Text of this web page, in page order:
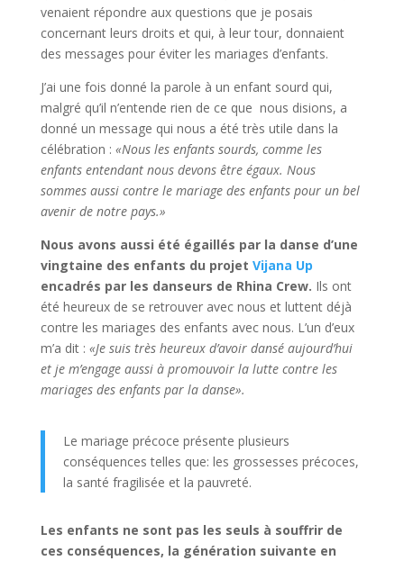
venaient répondre aux questions que je posais
concernant leurs droits et qui, à leur tour, donnaient
des messages pour éviter les mariages d’enfants.
J’ai une fois donné la parole à un enfant sourd qui,
malgré qu’il n’entende rien de ce que nous disions, a
donné un message qui nous a été très utile dans la
célébration : «Nous les enfants sourds, comme les
enfants entendant nous devons être égaux. Nous
sommes aussi contre le mariage des enfants pour un bel
avenir de notre pays.»
Nous avons aussi été égaillés par la danse d’une
vingtaine des enfants du projet Vijana Up
encadrés par les danseurs de Rhina Crew. Ils ont
été heureux de se retrouver avec nous et luttent déjà
contre les mariages des enfants avec nous. L’un d’eux
m’a dit : «Je suis très heureux d’avoir dansé aujourd’hui
et je m’engage aussi à promouvoir la lutte contre les
mariages des enfants par la danse».
Le mariage précoce présente plusieurs
conséquences telles que: les grossesses précoces,
la santé fragilisée et la pauvreté.
Les enfants ne sont pas les seuls à souffrir de
ces conséquences, la génération suivante en